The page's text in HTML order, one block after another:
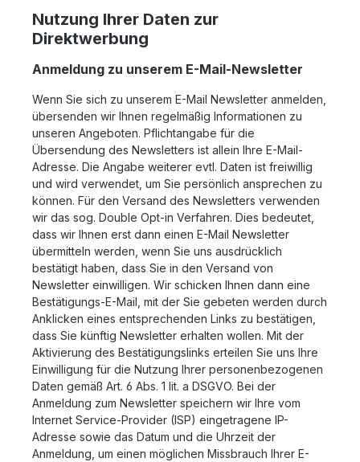
Nutzung Ihrer Daten zur
Direktwerbung
Anmeldung zu unserem E-Mail-Newsletter
Wenn Sie sich zu unserem E-Mail Newsletter anmelden,
übersenden wir Ihnen regelmäßig Informationen zu
unseren Angeboten. Pflichtangabe für die
Übersendung des Newsletters ist allein Ihre E-Mail-
Adresse. Die Angabe weiterer evtl. Daten ist freiwillig
und wird verwendet, um Sie persönlich ansprechen zu
können. Für den Versand des Newsletters verwenden
wir das sog. Double Opt-in Verfahren. Dies bedeutet,
dass wir Ihnen erst dann einen E-Mail Newsletter
übermitteln werden, wenn Sie uns ausdrücklich
bestätigt haben, dass Sie in den Versand von
Newsletter einwilligen. Wir schicken Ihnen dann eine
Bestätigungs-E-Mail, mit der Sie gebeten werden durch
Anklicken eines entsprechenden Links zu bestätigen,
dass Sie künftig Newsletter erhalten wollen. Mit der
Aktivierung des Bestätigungslinks erteilen Sie uns Ihre
Einwilligung für die Nutzung Ihrer personenbezogenen
Daten gemäß Art. 6 Abs. 1 lit. a DSGVO. Bei der
Anmeldung zum Newsletter speichern wir Ihre vom
Internet Service-Provider (ISP) eingetragene IP-
Adresse sowie das Datum und die Uhrzeit der
Anmeldung, um einen möglichen Missbrauch Ihrer E-